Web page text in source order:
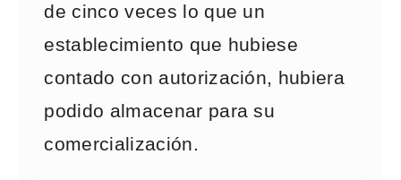
de cinco veces lo que un
establecimiento que hubiese
contado con autorización, hubiera
podido almacenar para su
comercialización.